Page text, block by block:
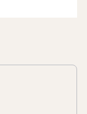
授銀紫荊星章、